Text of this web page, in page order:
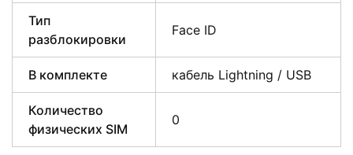
Тип
разблокировки
Face ID
В комплекте кабель Lightning / USB
Количество
физических SIM
0